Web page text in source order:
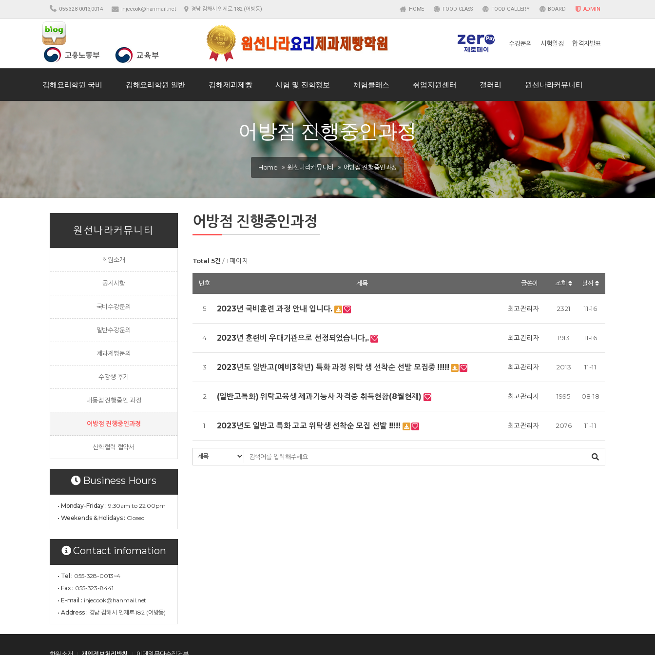
055-328-0013,0014 injecook@hanmail.net 경남 김해시 인제로 182 (어방동) HOME FOOD CLASS FOOD GALLERY BOARD ADMIN
수강문의 시험일정 합격자발표
김해요리학원 국비 김해요리학원 일반 김해제과제빵 시험 및 진학정보 체험클래스 취업지원센터 갤러리 원선나라커뮤니티
어방점 진행중인과정
Home 원선나라커뮤니티 어방점 진행중인과정
원선나라커뮤니티
학원소개
공지사항
국비수강문의
일반수강문의
제과제빵문의
수강생 후기
내동점 진행중인 과정
어방점 진행중인과정
산학협력 협약서
Business Hours
• Monday-Friday : 9:30am to 22:00pm
• Weekends & Holidays : Closed
Contact infomation
• Tel : 055-328-0013~4
• Fax : 055-323-8441
• E-mail : injecook@hanmail.net
• Address : 경남 김해시 인제로 182 (어방동)
어방점 진행중인과정
Total 5건 1 페이지
번호 제목 글쓴이 조회 날짜
5 2023년 국비훈련 과정 안내 입니다. 최고관리자 2321 11-16
4 2023년 훈련비 우대기관으로 선정되었습니다,. 최고관리자 1913 11-16
3 2023년도 일반고(예비3학년) 특화 과정 위탁 생 선착순 선발 모집중 !!!!! 최고관리자 2013 11-11
2 (일반고특화) 위탁교육생 제과기능사 자격증 취득현황(8월현재) 최고관리자 1995 08-18
1 2023년도 일반고 특화 고교 위탁생 선착순 모집 선발 !!!!! 최고관리자 2076 11-11